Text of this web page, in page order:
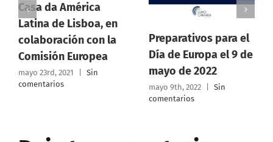
Preparativos para el
Día de Europa el 9 de
mayo de 2022
mayo 9th, 2022
Asamblea General
Ordinaria
Eurocamara Costa
Rica 30 de marzo
2022
marzo 16th, 2022